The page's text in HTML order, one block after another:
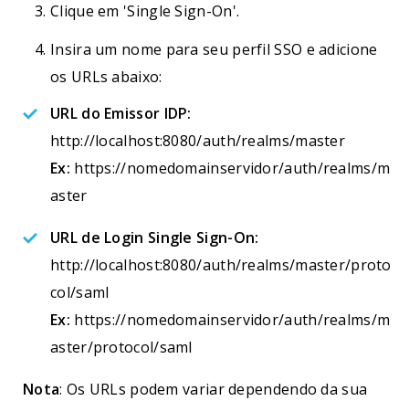
Clique em 'Single Sign-On'.
Insira um nome para seu perfil SSO e adicione
os URLs abaixo:
URL do Emissor IDP:
http://localhost:8080/auth/realms/master
Ex: https://nomedomainservidor/auth/realms/m
aster
URL de Login Single Sign-On:
http://localhost:8080/auth/realms/master/proto
col/saml
Ex: https://nomedomainservidor/auth/realms/m
aster/protocol/saml
Nota: Os URLs podem variar dependendo da sua